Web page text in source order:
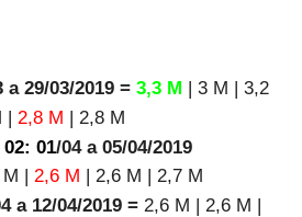
a 29/03/2019 = 3,3 M | 3 M | 3,2
| 2,8 M | 2,8 M
01/04 a 05/04/2019
M | 2,6 M | 2,6 M | 2,7 M
a 12/04/2019 = 2,6 M | 2,6 M |